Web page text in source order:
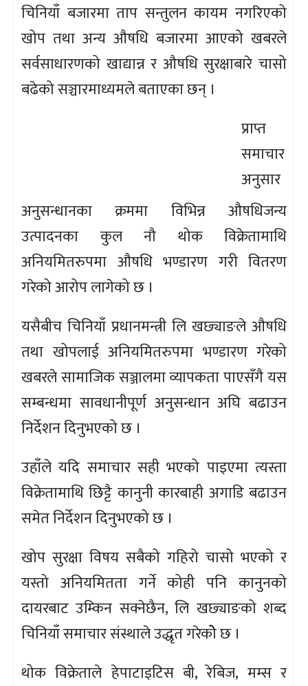
चिनियाँ बजारमा ताप सन्तुलन कायम नगरिएको
खोप तथा अन्य औषधि बजारमा आएको खबरले
सर्वसाधारणको खाद्यान्न र औषधि सुरक्षाबारे चासो
बढेको सञ्चारमाध्यमले बताएका छन् ।
प्राप्त
समाचार
अनुसार
अनुसन्धानका क्रममा विभिन्न औषधिजन्य
उत्पादनका कुल नौ थोक विक्रेतामाथि
अनियमितरुपमा औषधि भण्डारण गरी वितरण
गरेको आरोप लागेको छ ।
यसैबीच चिनियाँ प्रधानमन्त्री लि खछ्याङले औषधि
तथा खोपलाई अनियमितरुपमा भण्डारण गरेको
खबरले सामाजिक सञ्जालमा व्यापकता पाएसँगै यस
सम्बन्धमा सावधानीपूर्ण अनुसन्धान अघि बढाउन
निर्देशन दिनुभएको छ ।
उहाँले यदि समाचार सही भएको पाइएमा त्यस्ता
विक्रेतामाथि छिट्टै कानुनी कारबाही अगाडि बढाउन
समेत निर्देशन दिनुभएको छ ।
खोप सुरक्षा विषय सबैको गहिरो चासो भएको र
यस्तो अनियमितता गर्ने कोही पनि कानुनको
दायरबाट उम्किन सक्नेछैन, लि खछ्याङको शब्द
चिनियाँ समाचार संस्थाले उद्धृत गरेकोे छ ।
थोक विक्रेताले हेपाटाइटिस बी, रेबिज, मम्स र